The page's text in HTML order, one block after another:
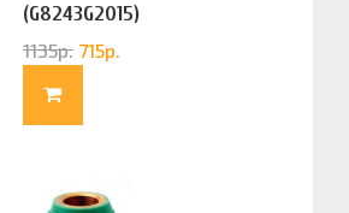
(G8243G2015)
1135р. 715р.